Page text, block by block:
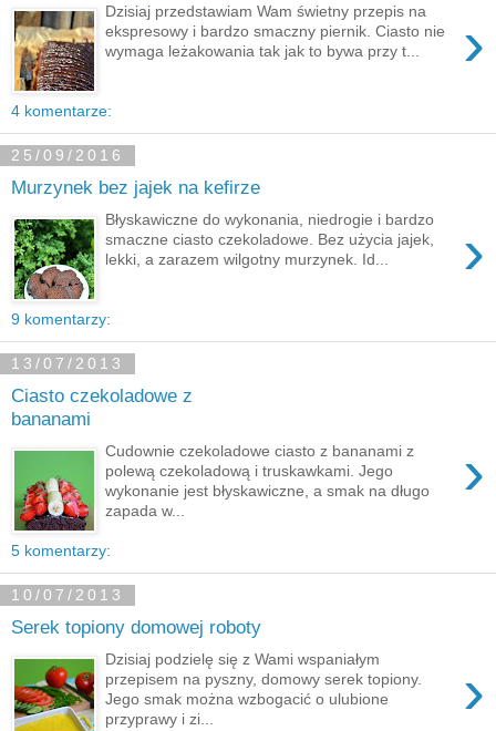
›
Dzisiaj przedstawiam Wam świetny przepis na
ekspresowy i bardzo smaczny piernik. Ciasto nie
wymaga leżakowania tak jak to bywa przy t...
4 komentarze:
25/09/2016
Murzynek bez jajek na kefirze
›
Błyskawiczne do wykonania, niedrogie i bardzo
smaczne ciasto czekoladowe. Bez użycia jajek,
lekki, a zarazem wilgotny murzynek. Id...
9 komentarzy:
13/07/2013
Ciasto czekoladowe z
bananami
›
Cudownie czekoladowe ciasto z bananami z
polewą czekoladową i truskawkami. Jego
wykonanie jest błyskawiczne, a smak na długo
zapada w...
5 komentarzy:
10/07/2013
Serek topiony domowej roboty
›
Dzisiaj podzielę się z Wami wspaniałym
przepisem na pyszny, domowy serek topiony.
Jego smak można wzbogacić o ulubione
przyprawy i zi...